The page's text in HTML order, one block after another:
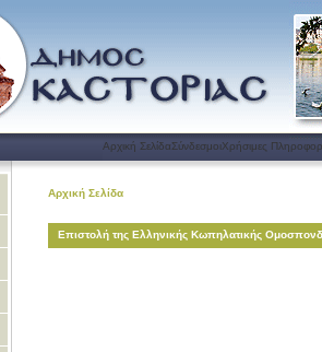
Αρχική ΣελίδαΣύνδεσμοιΧρήσιμες
Αρχική Σελίδα
Επιστολή της Ελληνικής Κωπηλατικής